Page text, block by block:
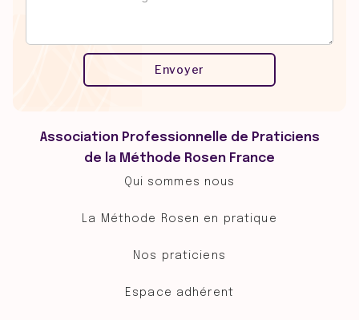
Association Professionnelle de Praticiens
de la Méthode Rosen France
Qui sommes nous
La Méthode Rosen en pratique
Nos praticiens
Espace adhérent